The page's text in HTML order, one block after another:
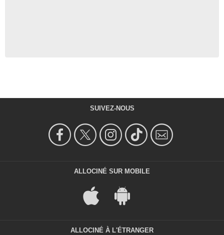
SUIVEZ-NOUS
ALLOCINÉ SUR MOBILE
ALLOCINÉ À L'ÉTRANGER